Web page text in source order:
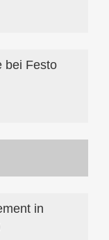
bei Festo
in